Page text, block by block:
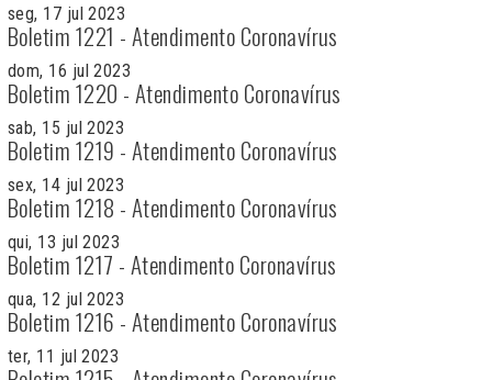
seg, 17 jul 2023
Boletim 1221 - Atendimento Coronavírus
dom, 16 jul 2023
Boletim 1220 - Atendimento Coronavírus
sab, 15 jul 2023
Boletim 1219 - Atendimento Coronavírus
sex, 14 jul 2023
Boletim 1218 - Atendimento Coronavírus
qui, 13 jul 2023
Boletim 1217 - Atendimento Coronavírus
qua, 12 jul 2023
Boletim 1216 - Atendimento Coronavírus
ter, 11 jul 2023